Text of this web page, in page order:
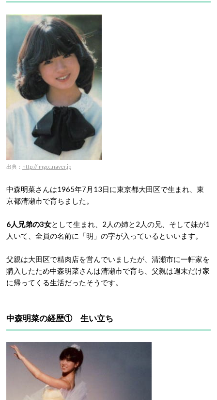
出典： http://imgcc.naver.jp
中森明菜さんは1965年7月13日に東京都大田区で生まれ、東
京都清瀬市で育ちました。
6人兄弟の3女として生まれ、2人の姉と2人の兄、そして妹が1
人いて、全員の名前に「明」の字が入っているといいます。
父親は大田区で精肉店を営んでいましたが、清瀬市に一軒家を
購入したため中森明菜さんは清瀬市で育ち、父親は週末だけ家
に帰ってくる生活だったそうです。
中森明菜の経歴① 生い立ち